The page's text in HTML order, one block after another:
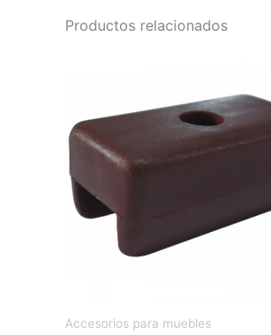
Productos relacionados
Accesorios para muebles